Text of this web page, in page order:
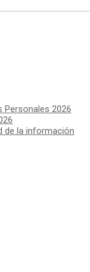
Personales 2026
de la información